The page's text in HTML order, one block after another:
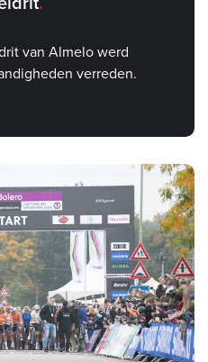
van Almelo werd
verreden.